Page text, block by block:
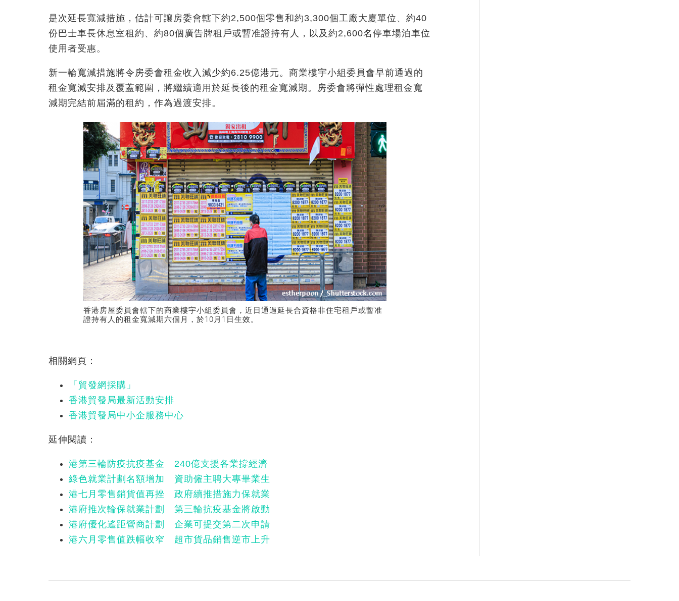
是次延長寬減措施，估計可讓房委會轄下約2,500個零售和約3,300個工廠大廈單位、約40
份巴士車長休息室租約、約80個廣告牌租戶或暫准證持有人，以及約2,600名停車場泊車位
使用者受惠。
新一輪寬減措施將令房委會租金收入減少約6.25億港元。商業樓宇小組委員會早前通過的
租金寬減安排及覆蓋範圍，將繼續適用於延長後的租金寬減期。房委會將彈性處理租金寬
減期完結前屆滿的租約，作為過渡安排。
香港房屋委員會轄下的商業樓宇小組委員會，近日通過延長合資格非住宅租戶或暫准
證持有人的租金寬減期六個月，於10月1日生效。
相關網頁：
「貿發網採購」
香港貿發局最新活動安排
香港貿發局中小企服務中心
延伸閱讀：
港第三輪防疫抗疫基金 240億支援各業撐經濟
綠色就業計劃名額增加 資助僱主聘大專畢業生
港七月零售銷貨值再挫 政府續推措施力保就業
港府推次輪保就業計劃 第三輪抗疫基金將啟動
港府優化遙距營商計劃 企業可提交第二次申請
港六月零售值跌幅收窄 超市貨品銷售逆市上升